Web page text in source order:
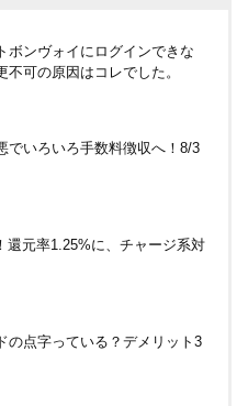
バいかな
ャージすると5%還元に！
注意点
ボンヴォイにログインできな
不可の原因はコレでした。
でいろいろ手数料徴収へ！8/3
還元率1.25%に、チャージ系対
の点字っている？デメリット3